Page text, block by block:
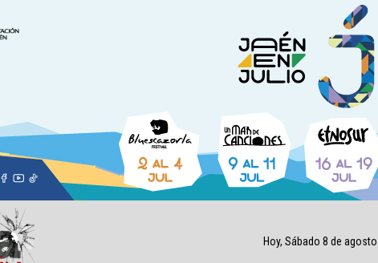
Hoy, Sábado 8 de